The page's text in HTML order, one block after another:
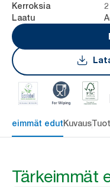
Kerroksia 2
Laatu
edutKuvaus
Tärkeimmät